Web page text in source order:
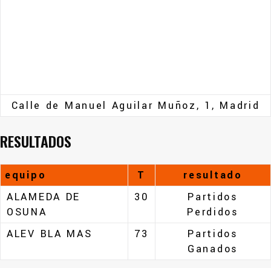
Calle de Manuel Aguilar Muñoz, 1, Madrid
RESULTADOS
equipo T
resultado
ALAMEDA DE
OSUNA
30
Partidos
Perdidos
ALEV BLA MAS
73
Partidos
Ganados